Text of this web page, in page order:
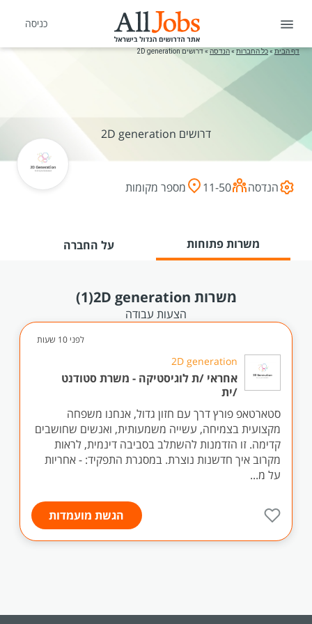
כניסה
דף הבית »כל החברות »הנדסה »דרושים 2D generation
דרושים 2D generation
הנדסה 11-50 מספר מקומות
משרות פתוחות על החברה
משרות 2D generation (1)
הצעות עבודה
לפני 10 שעות
2D generation
אחראי /ת לוגיסטיקה - משרת סטודנט
/ית
סטארטאפ פורץ דרך עם חזון גדול, אנחנו משפחה
מקצועית בצמיחה, עשייה משמעותית, ואנשים שחושבים
קדימה. זו הזדמנות להשתלב בסביבה דינמית, לראות
מקרוב איך חדשנות נוצרת. במסגרת התפקיד: - אחריות
על מ...
הגשת מועמדות